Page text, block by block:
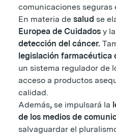
comunicaciones seguras
En materia de salud se
Europea de Cuidados y
detección del cáncer.
legislación farmacéutica
un sistema regulador de
acceso a productos
calidad.
Además, se impulsará la
de los medios de
salvaguardar el